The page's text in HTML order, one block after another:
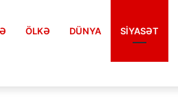
ÖLKƏ DÜNYA SIYASƏT